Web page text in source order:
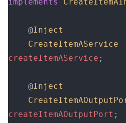
    @
Inject
    CreateItemAService
createItemAService ;
    @
Inject
createItemAOutputPort ;